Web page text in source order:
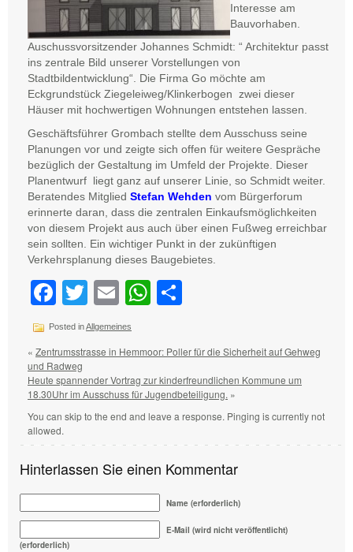
Interesse am
Bauvorhaben.
Auschussvorsitzender Johannes Schmidt: “ Architektur passt
ins zentrale Bild unserer Vorstellungen von
Stadtbildentwicklung“. Die Firma Go möchte am
Eckgrundstück Ziegeleiweg/Klinkerbogen zwei dieser
Häuser mit hochwertigen Wohnungen entstehen lassen.
Geschäftsführer Grombach stellte dem Ausschuss seine
Planungen vor und zeigte sich offen für weitere Gespräche
bezüglich der Gestaltung im Umfeld der Projekte. Dieser
Planentwurf liegt ganz auf unserer Linie, so Schmidt weiter.
Beratendes Mitglied Stefan Wehden vom Bürgerforum
erinnerte daran, dass die zentralen Einkaufsmöglichkeiten
von diesem Projekt aus auch über einen Fußweg erreichbar
sein sollten. Ein wichtiger Punkt in der zukünftigen
Verkehrsplanung dieses Baugebietes.
Facebook
Twitter
EmailWhatsApp
Posted inAllgemeines
« Zentrumsstrasse in Hemmoor: Poller für die Sicherheit auf Gehweg
und Radweg
Heute spannender Vortrag zur kinderfreundlichen Kommune um
18.30Uhr im Ausschuss für Jugendbeteiligung. »
You can skip to the end and leave a response. Pinging is currently not
allowed.
Hinterlassen Sie einen Kommentar
Name (erforderlich)
E-Mail (wird nicht veröffentlicht)
(erforderlich)